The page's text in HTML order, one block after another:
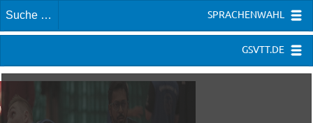
SPRACHENWAHL
GSVTT.DE